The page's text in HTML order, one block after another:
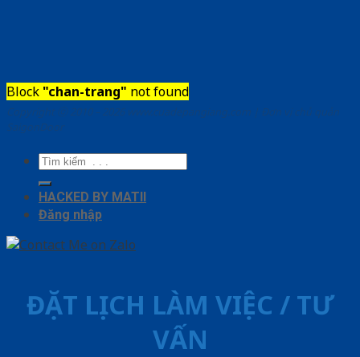
Block "chan-trang" not found
Copyright ⓒ 2010 – 2026 www.cuadepangiang.com | Đơn vị chủ quản
SaigonDoor
Tìm
kiếm:
HACKED BY MATII
Đăng nhập
ĐẶT LỊCH LÀM VIỆC / TƯ
VẤN